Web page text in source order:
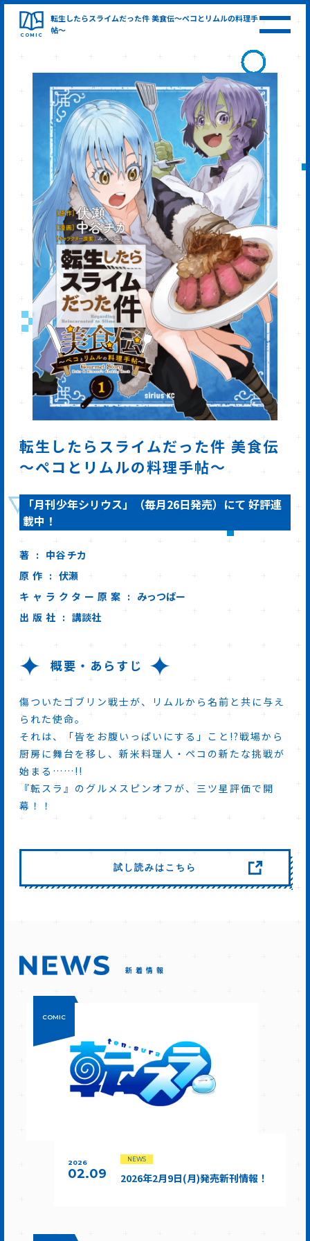
COMIC
転生したらスライムだった件美食伝～ペコとリムルの料理手
帖～
転生したらスライムだった件 美食伝
～ペコとリムルの料理手帖～
「月刊少年シリウス」（毎月26日発売）にて 好評連
載中！
著
中谷 チカ
原作
伏瀬
キャラクター原案
みっつばー
出版社
講談社
概要・あらすじ
傷ついたゴブリン戦士が、リムルから名前と共に与え
られた使命。
それは、「皆をお腹いっぱいにする」こと!?戦場から
厨房に舞台を移し、新米料理人・ペコの新たな挑戦が
始まる……!!
『転スラ』のグルメスピンオフが、三ツ星評価で開
幕！！
試し読みはこちら
新着情報
COMIC
2026
02.09
NEWS
2026年2月9日(月)発売新刊情報！